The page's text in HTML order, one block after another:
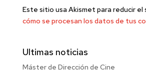
Este sitio usa Akismet para reducir el
cómo se procesan los datos de tus
Ultimas noticias
Máster de Dirección de Cine